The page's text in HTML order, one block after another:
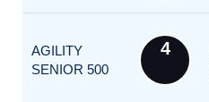
AGILITY
SENIOR 500
4